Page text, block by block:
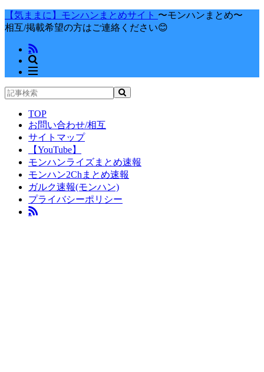
【気ままに】モンハンまとめサイト 〜モンハンまとめ〜
相互/掲載希望の方はご連絡ください😊
TOP
お問い合わせ/相互
サイトマップ
【YouTube】
モンハンライズまとめ速報
モンハン2Chまとめ速報
ガルク速報(モンハン)
プライバシーポリシー